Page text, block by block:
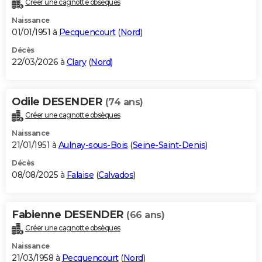
Destinations
City break
Voyage nature
Voyage de noces
Forum
Climat
+PHOTO
GUIDES D'ACHAT
BONS PLANS
Carte de Noël
Carte Bonne année
Carte Saint-Valentin
Carte Pâques
Carte d'anniversaire
DICTIONNAIRE
Dictionnaire
Biographies
Citations
Expressions
Proverbes
PROGRAMME TV
S'inscrire
Se connecter
Lycées
Collèges
Primaires
Universités
Entreprises
Service militaire
Avis de recherche
AVIS DE DÉCÈS
Bricolage
Lifestyle
Culture
Sport
Auto
Television
Voyage
Cinema
Créer une cagnotte obsèques
Naissance
01/01/1951 à Pecquencourt(Nord)
Décès
22/03/2026 à Clary(Nord)
Odile DESENDER (74 ans)
Créer une cagnotte obsèques
Naissance
21/01/1951 à Aulnay-sous-Bois (Seine-Saint-Denis)
Décès
08/08/2025 à Falaise (Calvados)
Fabienne DESENDER (66 ans)
Créer une cagnotte obsèques
Naissance
21/03/1958 à Pecquencourt(Nord)